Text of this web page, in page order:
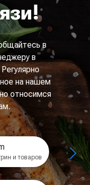
в
в
на нашем
относимся
и товаров